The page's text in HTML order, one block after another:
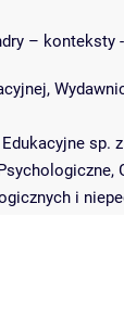
–
sp.
i